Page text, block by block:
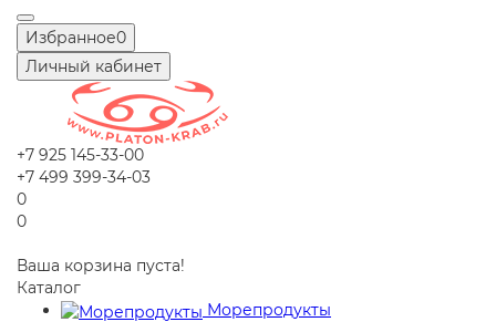
Избранное0
Личный кабинет
+7 925 145-33-00
+7 499 399-34-03
0
0
Ваша корзина пуста!
Каталог
Морепродукты